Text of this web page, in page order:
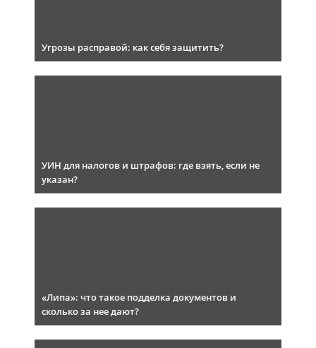
Угрозы расправой: как себя защитить?
УИН для налогов и штрафов: где взять, если не
указан?
«Липа»: что такое подделка документов и
сколько за нее дают?